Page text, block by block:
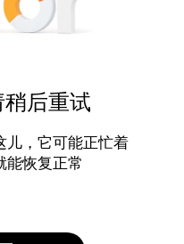
后重试
儿，它可能正忙着
能恢复正常